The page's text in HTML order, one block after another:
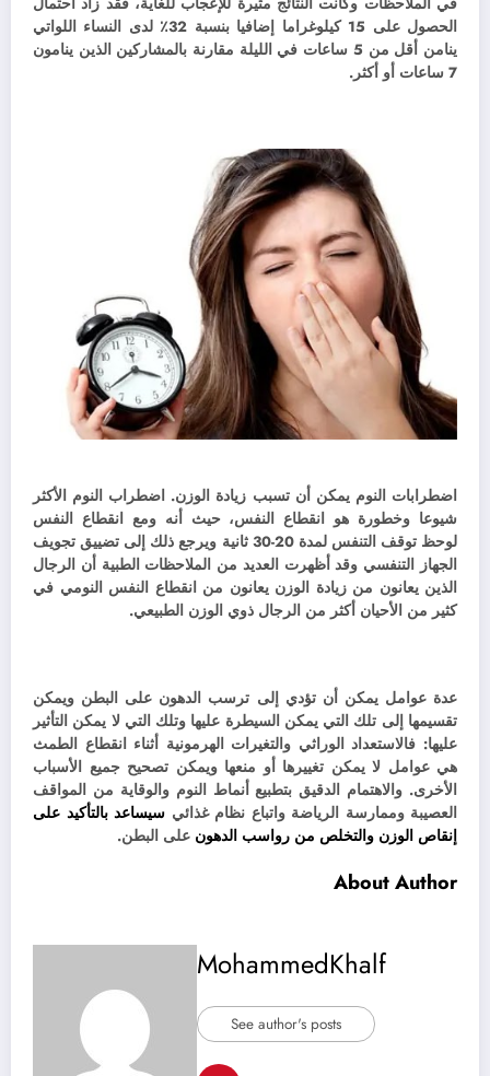
الحصول على 15 كيلوغراما إضافيا بنسبة 32٪ لدى النساء اللواتي
ينامن أقل من 5 ساعات في الليلة مقارنة بالمشاركين الذين ينامون
7 ساعات أو أكثر.
اضطرابات النوم يمكن أن تسبب زيادة الوزن. اضطراب النوم الأكثر
شيوعا وخطورة هو انقطاع النفس، حيث أنه ومع انقطاع النفس
لوحظ توقف التنفس لمدة 20-30 ثانية ويرجع ذلك إلى تضييق تجويف
الجهاز التنفسي وقد أظهرت العديد من الملاحظات الطبية أن الرجال
الذين يعانون من زيادة الوزن يعانون من انقطاع النفس النومي في
كثير من الأحيان أكثر من الرجال ذوي الوزن الطبيعي.
عدة عوامل يمكن أن تؤدي إلى ترسب الدهون على البطن ويمكن
تقسيمها إلى تلك التي يمكن السيطرة عليها وتلك التي لا يمكن التأثير
عليها: فالاستعداد الوراثي والتغيرات الهرمونية أثناء انقطاع الطمث
هي عوامل لا يمكن تغييرها أو منعها ويمكن تصحيح جميع الأسباب
الأخرى. والاهتمام الدقيق بتطبيع أنماط النوم والوقاية من المواقف
العصيبة وممارسة الرياضة واتباع نظام غذائي سيساعد بالتأكيد على
إنقاص الوزن والتخلص من رواسب الدهون على البطن.
About Author
MohammedKhalf
See author's posts